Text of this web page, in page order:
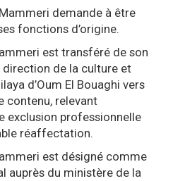
demande à être
fonctions d’origine.
est transféré de son
direction de la culture et
d’Oum El Bouaghi vers
contenu, relevant
exclusion professionnelle
réaffectation.
est désigné comme
auprès du ministère de la